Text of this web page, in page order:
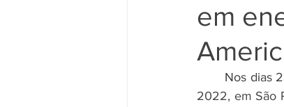
em
Nos dias
2022, em São